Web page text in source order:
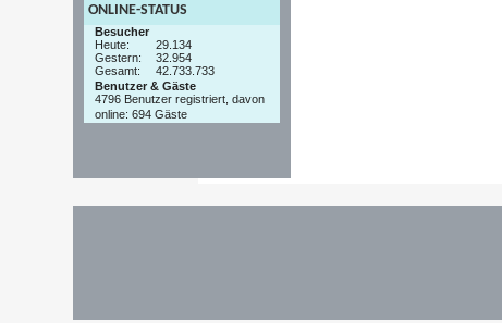
ONLINE-STATUS
Besucher
Heute:
29.134
Gestern:
32.954
Gesamt:
42.733.733
Benutzer & Gäste
4796 Benutzer registriert, davon
online: 694 Gäste